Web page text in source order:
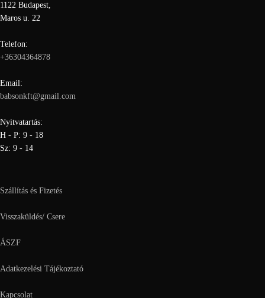
1122 Budapest,
Maros u. 22
Telefon:
+36304364878
Email:
babsonkft@gmail.com
Nyitvatartás:
H - P: 9 - 18
Sz: 9 - 14
Szállítás és Fizetés
Visszaküldés/ Csere
ÁSZF
Adatkezelési Tájékoztató
Kapcsolat